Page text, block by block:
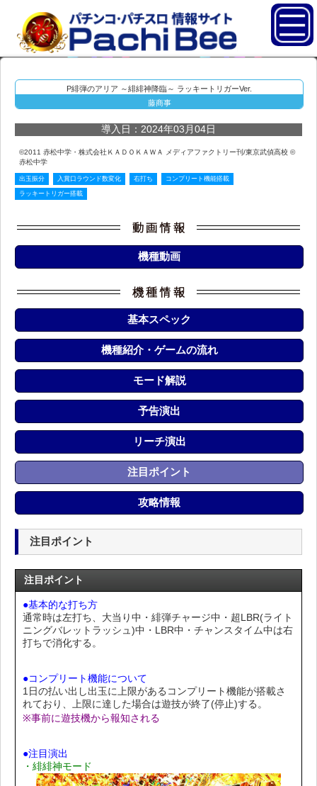
P緋弾のアリア ～緋緋神降臨～ ラッキートリガーVer.
藤商事
導入日：2024年03月04日
©2011 赤松中学・株式会社ＫＡＤＯＫＡＷＡ メディアファクトリー刊/東京武偵高校 ©
赤松中学
出玉振分 入賞口ラウンド数変化 右打ち コンプリート機能搭載
ラッキートリガー搭載
機種動画
基本スペック
機種紹介・ゲームの流れ
モード解説
予告演出
リーチ演出
注目ポイント
攻略情報
注目ポイント
注目ポイント
●基本的な打ち方
通常時は左打ち、大当り中・緋弾チャージ中・超LBR(ライト
ニングバレットラッシュ)中・LBR中・チャンスタイム中は右
打ちで消化する。
●コンプリート機能について
1日の払い出し出玉に上限があるコンプリート機能が搭載さ
れており、上限に達した場合は遊技が終了(停止)する。
※事前に遊技機から報知される
●注目演出
・緋緋神モード